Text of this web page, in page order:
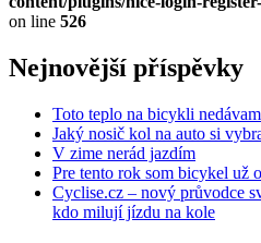
on line 526
Nejnovější příspěvky
Toto teplo na bicykli nedávam
Jaký nosič kol na auto si
V zime nerád jazdím
Pre tento rok som bicykel už
Cyclise.cz – nový průvodce
kdo milují jízdu na kole